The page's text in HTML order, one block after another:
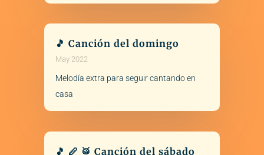
🎵 Canción del domingo
May 2022
Melodía extra para seguir cantando en
casa
🎵 🪈 🥁 Canción del sábado